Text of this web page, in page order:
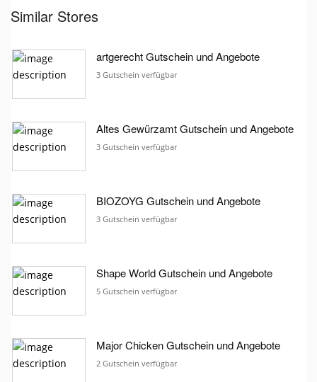
Similar Stores
artgerecht Gutschein und Angebote
3 Gutschein verfügbar
Altes Gewürzamt Gutschein und Angebote
3 Gutschein verfügbar
BIOZOYG Gutschein und Angebote
3 Gutschein verfügbar
Shape World Gutschein und Angebote
5 Gutschein verfügbar
Major Chicken Gutschein und Angebote
2 Gutschein verfügbar